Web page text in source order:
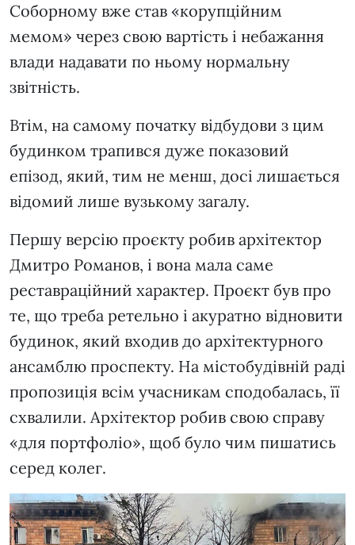
Соборному вже став «корупційним
мемом» через свою вартість і небажання
влади надавати по ньому нормальну
звітність.
Втім, на самому початку відбудови з цим
будинком трапився дуже показовий
епізод, який, тим не менш, досі лишається
відомий лише вузькому загалу.
Першу версію проєкту робив архітектор
Дмитро Романов, і вона мала саме
реставраційний характер. Проєкт був про
те, що треба ретельно і акуратно відновити
будинок, який входив до архітектурного
ансамблю проспекту. На містобудівній раді
пропозиція всім учасникам сподобалась, її
схвалили. Архітектор робив свою справу
«для портфоліо», щоб було чим пишатись
серед колег.